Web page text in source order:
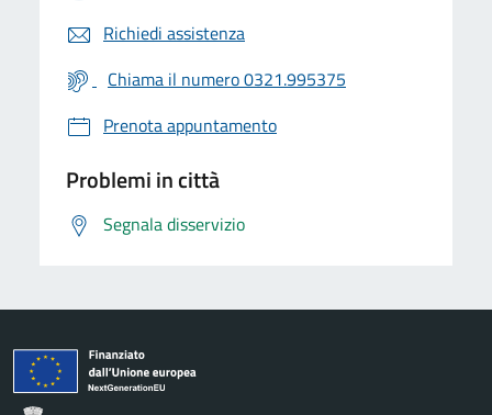
Richiedi assistenza
Chiama il numero 0321.995375
Prenota appuntamento
Problemi in città
Segnala disservizio